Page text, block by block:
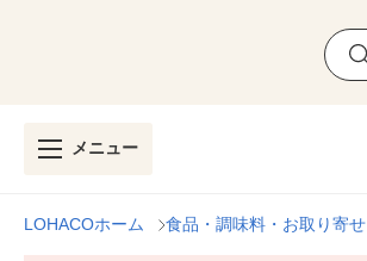
メニュー
LOHACOホーム 食品・調味料・お取り寄せ